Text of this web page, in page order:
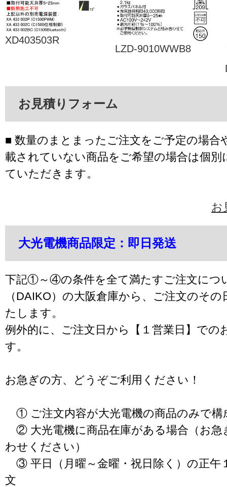
XD403503R
LZD-9010WWB8
お見積りフォーム
■ 数量のまとまったご注文をご予定の場合
載されていない商品をご希望の場合は個別
ていただきます。
お
大光電機商品限定：即日発送
下記①～④の条件を全て満たすご注文につ
（DAIKO）の大阪倉庫から、ご注文のそ
たします。
例外的に、ご注文日から【１営業日】での
す。
お急ぎの方、どうぞご利用ください！
① ご注文内容が大光電機の商品のみで構
② 大光電機に商品在庫がある場合（お急
わせください）
③ 平日（月曜～金曜・祝日除く）の正午
文